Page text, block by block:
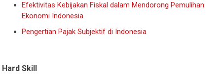
Efektivitas Kebijakan Fiskal dalam Mendorong Pemulihan
Ekonomi Indonesia
Pengertian Pajak Subjektif di Indonesia
Hard Skill